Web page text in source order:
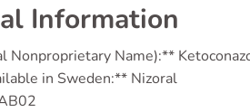
Information
Nonproprietary Name):**
in Sweden:** Nizoral